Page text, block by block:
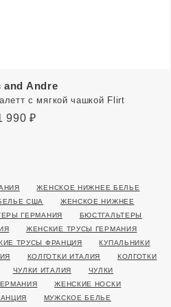
and Andre
с мягкой чашкой Flirt
990 ₽
ЖЕНСКОЕ НИЖНЕЕ БЕЛЬЕ
США
ЖЕНСКОЕ НИЖНЕЕ
ГЕРМАНИЯ
БЮСТГАЛЬТЕРЫ
ЖЕНСКИЕ ТРУСЫ ГЕРМАНИЯ
ТРУСЫ ФРАНЦИЯ
КУПАЛЬНИКИ
КОЛГОТКИ ИТАЛИЯ
КОЛГОТКИ
ЧУЛКИ ИТАЛИЯ
ЧУЛКИ
ЖЕНСКИЕ НОСКИ
МУЖСКОЕ БЕЛЬЕ